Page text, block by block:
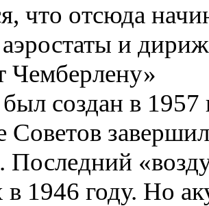
что отсюда
и
Чемберлену»
создан в
Советов
Последний
в 1946 году. Но